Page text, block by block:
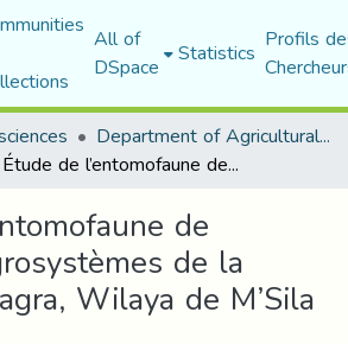
All of
DSpace Statistics Profils
Department of Agricultural Sciences
Étude de l’entomofaune de quelques agrosystèmes de la région de Magra, Wilaya de M’Sila
de
de la
Wilaya de M’Sila